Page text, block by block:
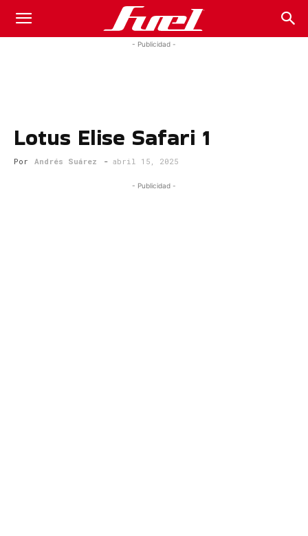
Fuel
Magazine
- Publicidad -
Lotus Elise Safari 1
Por Andrés Suárez - abril 15, 2025
- Publicidad -